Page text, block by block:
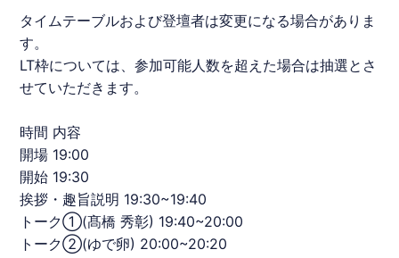
タイムテーブルおよび登壇者は変更になる場合がありま
す。
LT枠については、参加可能人数を超えた場合は抽選とさ
せていただきます。
時間 内容
開場 19:00
開始 19:30
挨拶・趣旨説明 19:30~19:40
トーク①(髙橋 秀彰) 19:40~20:00
トーク②(ゆで卵) 20:00~20:20